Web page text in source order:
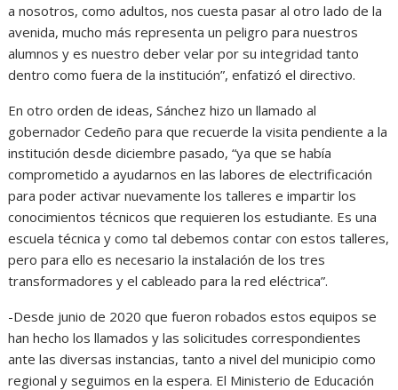
a nosotros, como adultos, nos cuesta pasar al otro lado de la
avenida, mucho más representa un peligro para nuestros
alumnos y es nuestro deber velar por su integridad tanto
dentro como fuera de la institución”, enfatizó el directivo.
En otro orden de ideas, Sánchez hizo un llamado al
gobernador Cedeño para que recuerde la visita pendiente a la
institución desde diciembre pasado, “ya que se había
comprometido a ayudarnos en las labores de electrificación
para poder activar nuevamente los talleres e impartir los
conocimientos técnicos que requieren los estudiante. Es una
escuela técnica y como tal debemos contar con estos talleres,
pero para ello es necesario la instalación de los tres
transformadores y el cableado para la red eléctrica”.
-Desde junio de 2020 que fueron robados estos equipos se
han hecho los llamados y las solicitudes correspondientes
ante las diversas instancias, tanto a nivel del municipio como
regional y seguimos en la espera. El Ministerio de Educación